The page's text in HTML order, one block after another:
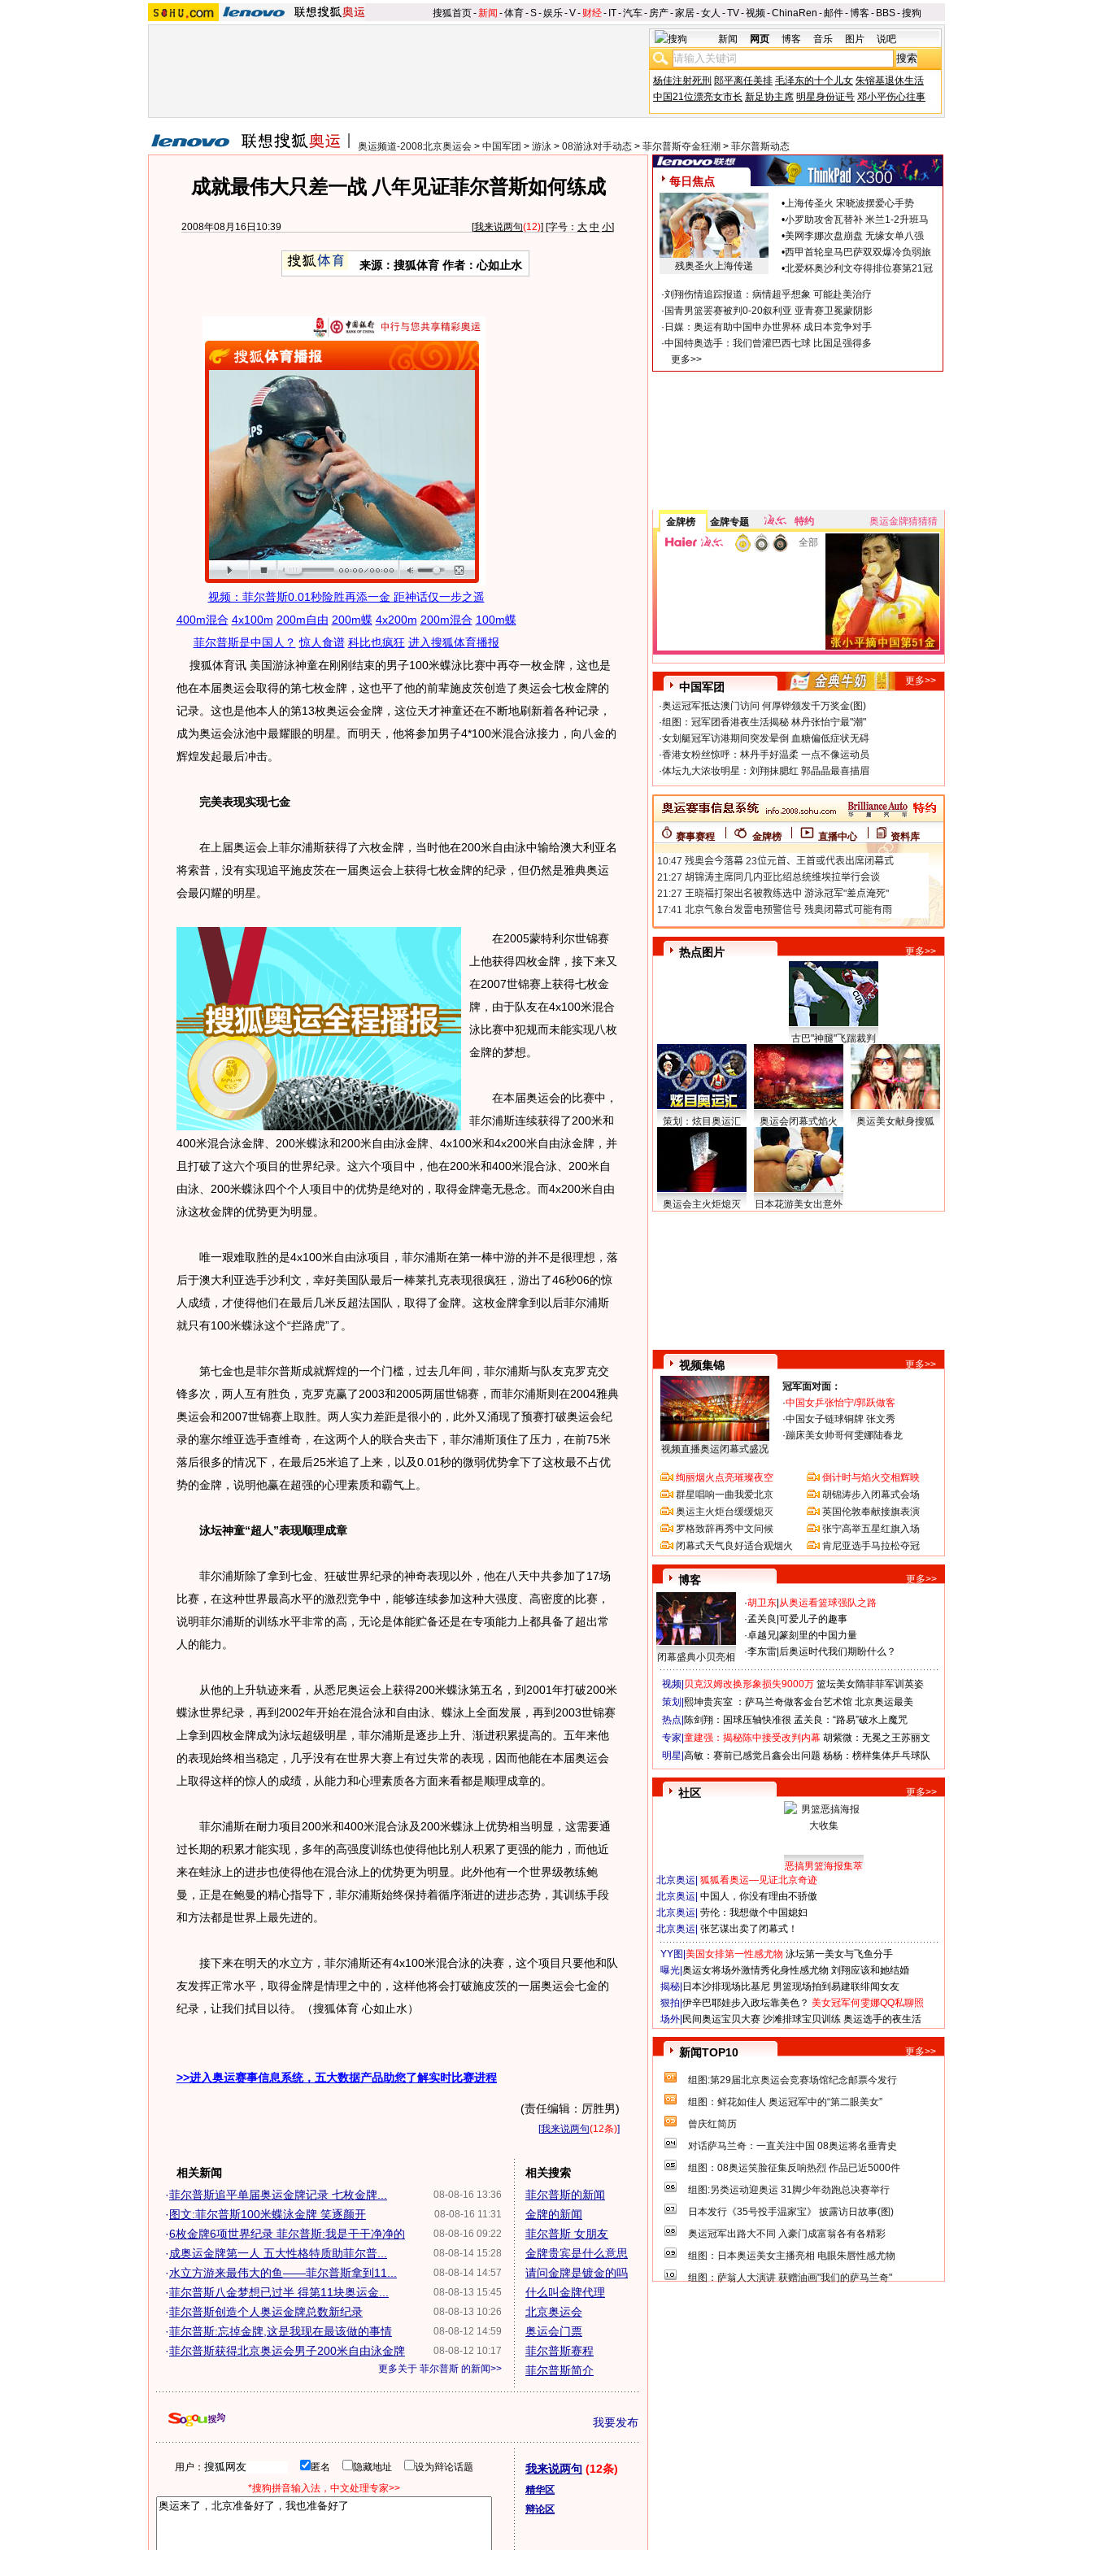
搜狐首页-新闻 -体育-S-娱乐-V- 财经- IT-汽车- 房产-家居-女人 -TV-视频-ChinaRen -邮件-博客- BBS-搜狗
新闻 网页 博客 音乐 图片 说吧
杨佳注射死刑 郎平离任美排 毛泽东的十个儿女 朱镕基退休生活
中国21位漂亮女市长 新足协主席 明星身份证号 邓小平伤心往事
奥运频道-2008北京奥运会 > 中国军团 > 游泳 > 08游泳对手动态 > 菲尔普斯夺金狂潮 > 菲尔普斯动态
成就最伟大只差一战 八年见证菲尔普斯如何练成
2008年08月16日10:39 [我来说两句(12)] [字号： 大 中 小]
来源：搜狐体育 作者：心如止水
视频：菲尔普斯0.01秒险胜再添一金 距神话仅一步之遥
400m混合 4x100m 200m自由 200m蝶 4x200m 200m混合 100m蝶
菲尔普斯是中国人？ 惊人食谱 科比也疯狂 进入搜狐体育播报
搜狐体育讯 美国游泳神童在刚刚结束的男子100米蝶泳比赛中再夺一枚金牌，这也是
他在本届奥运会取得的第七枚金牌，这也平了他的前辈施皮茨创造了奥运会七枚金牌的
记录。这也是他本人的第13枚奥运会金牌，这位天才神童还在不断地刷新着各种记录，
成为奥运会泳池中最耀眼的明星。而明天，他将参加男子4*100米混合泳接力，向八金的
辉煌发起最后冲击。
完美表现实现七金
在上届奥运会上菲尔浦斯获得了六枚金牌，当时他在200米自由泳中输给澳大利亚名
将索普，没有实现追平施皮茨在一届奥运会上获得七枚金牌的纪录，但仍然是雅典奥运
会最闪耀的明星。
在2005蒙特利尔世锦赛
上他获得四枚金牌，接下来又
在2007世锦赛上获得七枚金
牌，由于队友在4x100米混合
泳比赛中犯规而未能实现八枚
金牌的梦想。
在本届奥运会的比赛中，
菲尔浦斯连续获得了200米和
400米混合泳金牌、200米蝶泳和200米自由泳金牌、4x100米和4x200米自由泳金牌，并
且打破了这六个项目的世界纪录。这六个项目中，他在200米和400米混合泳、200米自
由泳、200米蝶泳四个个人项目中的优势是绝对的，取得金牌毫无悬念。而4x200米自由
泳这枚金牌的优势更为明显。
唯一艰难取胜的是4x100米自由泳项目，菲尔浦斯在第一棒中游的并不是很理想，落
后于澳大利亚选手沙利文，幸好美国队最后一棒莱扎克表现很疯狂，游出了46秒06的惊
人成绩，才使得他们在最后几米反超法国队，取得了金牌。这枚金牌拿到以后菲尔浦斯
就只有100米蝶泳这个“拦路虎”了。
第七金也是菲尔普斯成就辉煌的一个门槛，过去几年间，菲尔浦斯与队友克罗克交
锋多次，两人互有胜负，克罗克赢了2003和2005两届世锦赛，而菲尔浦斯则在2004雅典
奥运会和2007世锦赛上取胜。两人实力差距是很小的，此外又涌现了预赛打破奥运会纪
录的塞尔维亚选手查维奇，在这两个人的联合夹击下，菲尔浦斯顶住了压力，在前75米
落后很多的情况下，在最后25米追了上来，以及0.01秒的微弱优势拿下了这枚最不占优
势的金牌，说明他赢在超强的心理素质和霸气上。
泳坛神童“超人”表现顺理成章
菲尔浦斯除了拿到七金、狂破世界纪录的神奇表现以外，他在八天中共参加了17场
比赛，在这种世界最高水平的激烈竞争中，能够连续参加这种大强度、高密度的比赛，
说明菲尔浦斯的训练水平非常的高，无论是体能贮备还是在专项能力上都具备了超出常
人的能力。
从他的上升轨迹来看，从悉尼奥运会上获得200米蝶泳第五名，到2001年打破200米
蝶泳世界纪录，再到2002年开始在混合泳和自由泳、蝶泳上全面发展，再到2003世锦赛
上拿到四枚金牌成为泳坛超级明星，菲尔浦斯是逐步上升、渐进积累提高的。五年来他
的表现始终相当稳定，几乎没有在世界大赛上有过失常的表现，因而他能在本届奥运会
上取得这样的惊人的成绩，从能力和心理素质各方面来看都是顺理成章的。
菲尔浦斯在耐力项目200米和400米混合泳及200米蝶泳上优势相当明显，这需要通
过长期的积累才能实现，多年的高强度训练也使得他比别人积累了更强的能力，而他近
来在蛙泳上的进步也使得他在混合泳上的优势更为明显。此外他有一个世界级教练鲍
曼，正是在鲍曼的精心指导下，菲尔浦斯始终保持着循序渐进的进步态势，其训练手段
和方法都是世界上最先进的。
接下来在明天的水立方，菲尔浦斯还有4x100米混合泳的决赛，这个项目只要他和队
友发挥正常水平，取得金牌是情理之中的，这样他将会打破施皮茨的一届奥运会七金的
纪录，让我们拭目以待。（搜狐体育 心如止水）
>>进入奥运赛事信息系统，五大数据产品助您了解实时比赛进程
(责任编辑：厉胜男)
[我来说两句(12条)]
相关新闻
08-08-16 13:36
·菲尔普斯追平单届奥运金牌记录 七枚金牌...
08-08-16 11:31
·图文:菲尔普斯100米蝶泳金牌 笑逐颜开
08-08-16 09:22
·6枚金牌6项世界纪录 菲尔普斯:我是干干净净的
08-08-14 15:28
·成奥运金牌第一人 五大性格特质助菲尔普...
08-08-14 14:57
·水立方游来最伟大的鱼——菲尔普斯拿到11...
08-08-13 15:45
·菲尔普斯八金梦想已过半 得第11块奥运金...
08-08-13 10:26
·菲尔普斯创造个人奥运金牌总数新纪录
08-08-12 14:59
·菲尔普斯:忘掉金牌,这是我现在最该做的事情
08-08-12 10:17
·菲尔普斯获得北京奥运会男子200米自由泳金牌
更多关于 菲尔普斯 的新闻>>
相关搜索
菲尔普斯的新闻
金牌的新闻
菲尔普斯 女朋友
金牌贵宾是什么意思
请问金牌是镀金的吗
什么叫金牌代理
北京奥运会
奥运会门票
菲尔普斯赛程
菲尔普斯简介
我要发布
用户： 匿名 隐藏地址
设为辩论话题
*搜狗拼音输入法，中文处理专家>>
我来说两句 (12条)
精华区
辩论区
每日焦点
残奥圣火上海传递
•上海传圣火 宋晓波摆爱心手势
•小罗助攻舍瓦替补 米兰1-2升班马
•美网李娜次盘崩盘 无缘女单八强
•西甲首轮皇马巴萨双双爆冷负弱旅
•北爱杯奥沙利文夺得排位赛第21冠
·刘翔伤情追踪报道：病情超乎想象 可能赴美治疗
· 国青男篮罢赛被判0-20叙利亚 亚青赛卫冕蒙阴影
· 日媒：奥运有助中国申办世界杯 成日本竞争对手
·中国特奥选手：我们曾灌巴西七球 比国足强得多
更多>>
金牌榜 金牌专题 特约
奥运金牌猜猜猜
全部
中国军团
更多>>
·奥运冠军抵达澳门访问 何厚铧颁发千万奖金(图)
·组图：冠军团香港夜生活揭秘 林丹张怡宁最"潮"
·女划艇冠军访港期间突发晕倒 血糖偏低症状无碍
·香港女粉丝惊呼：林丹手好温柔 一点不像运动员
·体坛九大浓妆明星：刘翔抹腮红 郭晶晶最喜描眉
赛事赛程 金牌榜 直播中心 资料库
热点图片 更多>>
古巴"神腿"飞踹裁判
策划：炫目奥运汇 奥运会闭幕式焰火 奥运美女献身搜狐
奥运会主火炬熄灭 日本花游美女出意外
视频集锦 更多>>
视频直播奥运闭幕式盛况
冠军面对面：
·中国女乒张怡宁/郭跃做客
·中国女子链球铜牌 张文秀
·蹦床美女帅哥何雯娜陆春龙
绚丽烟火点亮璀璨夜空
群星唱响一曲我爱北京
奥运主火炬台缓缓熄灭
罗格致辞再秀中文问候
闭幕式天气良好适合观烟火
倒计时与焰火交相辉映
胡锦涛步入闭幕式会场
英国伦敦奉献接旗表演
张宁高举五星红旗入场
肯尼亚选手马拉松夺冠
博客 更多>>
闭幕盛典小贝亮相
·胡卫东 从奥运看篮球强队之路
·孟关良 可爱儿子的趣事
·卓越兄 篆刻里的中国力量
·李东雷 后奥运时代我们期盼什么？
视频| 贝克汉姆改换形象损失9000万 篮坛美女隋菲菲军训英姿
策划| 熙坤贵宾室 ：萨马兰奇做客金台艺术馆 北京奥运最美
热点| 陈剑翔：国球压轴快准很 孟关良：“路易”破水上魔咒
专家| 童建强：揭秘陈中接受改判内幕 胡紫微：无冕之王苏丽文
明星| 高敏：赛前已感觉吕鑫会出问题 杨杨：榜样集体乒乓球队
社区 更多>>
恶搞男篮海报集萃
北京奥运 狐狐看奥运—见证北京奇迹
北京奥运 中国人，你没有理由不骄傲
北京奥运 劳伦：我想做个中国媳妇
北京奥运 张艺谋出卖了闭幕式！
YY图| 美国女排第一性感尤物 泳坛第一美女与飞鱼分手
曝光| 奥运女将场外激情秀化身性感尤物 刘翔应该和她结婚
揭秘| 日本沙排现场比基尼 男篮现场拍到易建联绯闻女友
狠拍| 伊辛巴耶娃步入政坛靠美色？ 美女冠军何雯娜QQ私聊照
场外| 民间奥运宝贝大赛 沙滩排球宝贝训练 奥运选手的夜生活
新闻TOP10 更多>>
组图:第29届北京奥运会竞赛场馆纪念邮票今发行
组图：鲜花如佳人 奥运冠军中的“第二眼美女”
曾庆红简历
对话萨马兰奇：一直关注中国 08奥运将名垂青史
组图：08奥运笑脸征集反响热烈 作品已近5000件
组图:另类运动迎奥运 31脚少年劲跑总决赛举行
日本发行《35号投手温家宝》 披露访日故事(图)
奥运冠军出路大不同 入豪门成富翁各有各精彩
组图：日本奥运美女主播亮相 电眼朱唇性感尤物
组图：萨翁人大演讲 获赠油画"我们的萨马兰奇"